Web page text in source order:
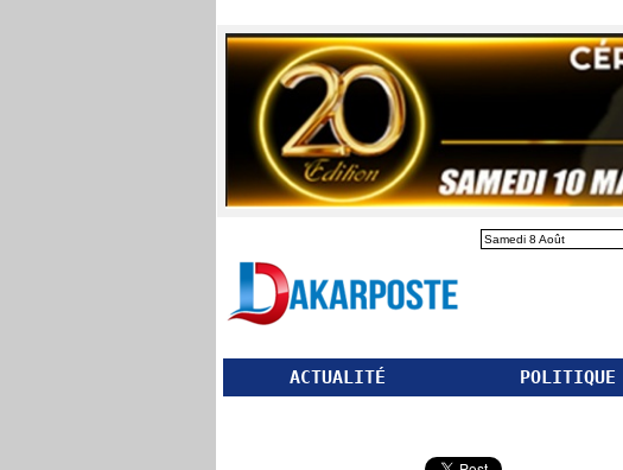
Samedi 8 Août
ACTUALITÉ POLITIQUE